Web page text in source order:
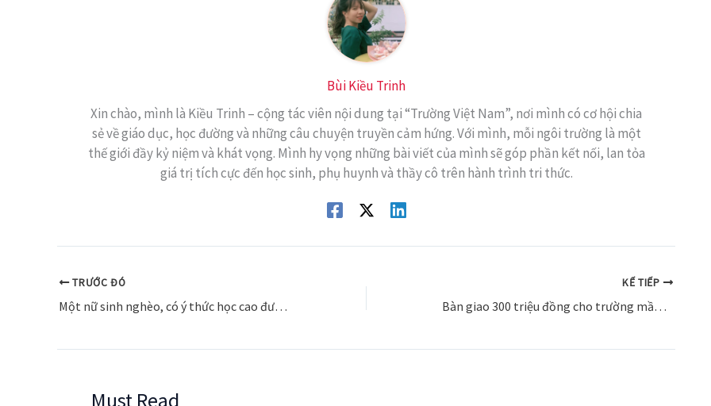
Bùi Kiều Trinh
Xin chào, mình là Kiều Trinh – cộng tác viên nội dung tại “Trường Việt Nam”, nơi mình có cơ hội chia
sẻ về giáo dục, học đường và những câu chuyện truyền cảm hứng. Với mình, mỗi ngôi trường là một
thế giới đầy kỷ niệm và khát vọng. Mình hy vọng những bài viết của mình sẽ góp phần kết nối, lan tỏa
giá trị tích cực đến học sinh, phụ huynh và thầy cô trên hành trình tri thức.
TRƯỚC ĐÓ
Một nữ sinh nghèo, có ý thức học cao được chọn làm học viên đặc cách tại trường Công an
KẾ TIẾP
Bàn giao 300 triệu đồng cho trường mầm non
Must Read